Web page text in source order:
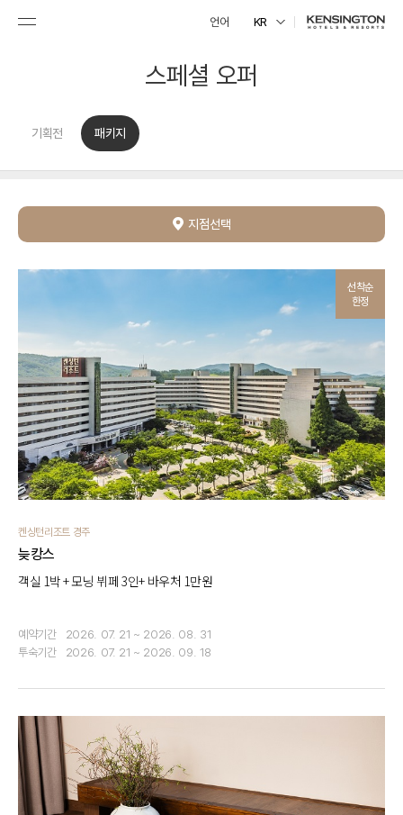
언어 KR
스페셜 오퍼
기획전 패키지
지점선택
선착순
한정
켄싱턴리조트 경주
늦캉스
객실 1박 + 모닝 뷔페 3인+ 바우처 1만원
예약기간
2026. 07. 21 ~ 2026. 08. 31
투숙기간
2026. 07. 21 ~ 2026. 09. 18